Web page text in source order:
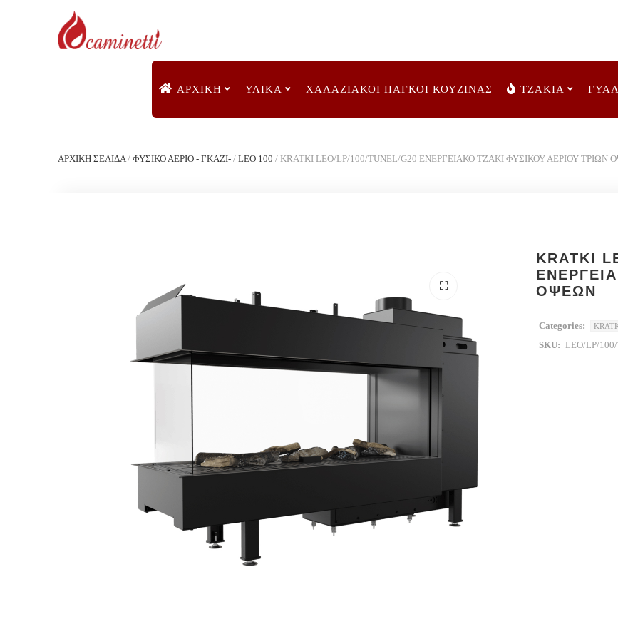
ΑΡΧΙΚΉ ΥΛΙΚΑ ΧΑΛΑΖΙΑΚΟΙ ΠΑΓΚΟΙ ΚΟΥΖΙΝΑΣ ΤΖΑΚΙΑ
ΑΡΧΙΚΉ ΣΕΛΊΔΑ / ΦΥΣΙΚΟ ΑΕΡΙΟ - ΓΚΑΖΙ- / LEO 100 /KRATKI LEO/LP/100/TUNEL/G20 ΕΝΕΡΓΕΙΑΚΟ ΤΖΑΚΙ ΦΥΣΙΚΟΥ ΑΕΡΙΟΥ ΤΡΙΩΝ
KRATKI
ΟΨΕΩΝ
Categories:
SKU: LEO/LP/